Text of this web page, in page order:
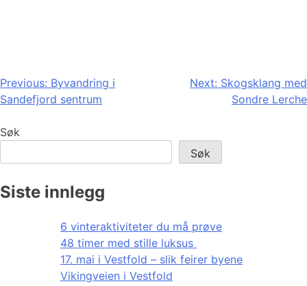
Innleggsnavigasjon
Previous: Byvandring i
Sandefjord sentrum
Next: Skogsklang med
Sondre Lerche
Søk
Søk
Siste innlegg
6 vinteraktiviteter du må prøve
48 timer med stille luksus
17. mai i Vestfold – slik feirer byene
Vikingveien i Vestfold